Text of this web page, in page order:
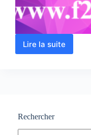
Lire la suite
Rechercher